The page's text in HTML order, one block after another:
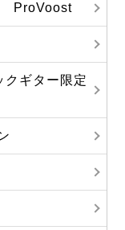
ProVoost
ギター限定